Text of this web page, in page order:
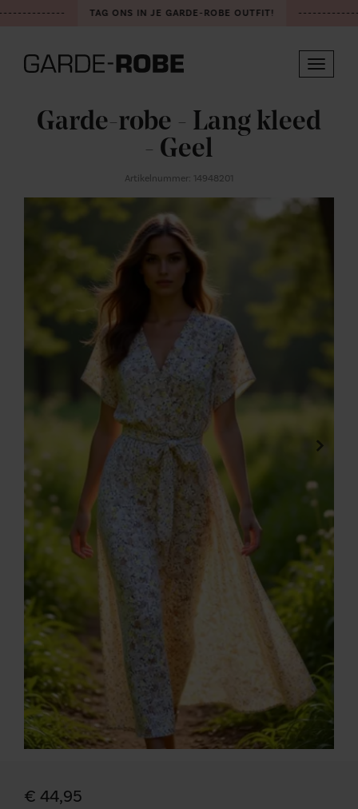
TAG ONS IN JE GARDE-ROBE OUTFIT!
Toggle
Garde-robe - Lang kleed
- Geel
Artikelnummer: 14948201
€ 44,95